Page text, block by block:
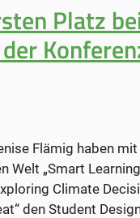
Platz
Flämig haben
Welt „Smart Learning
Climate
den Student